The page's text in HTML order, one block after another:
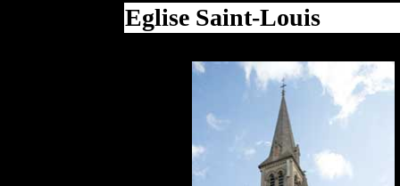
Eglise Saint-Louis